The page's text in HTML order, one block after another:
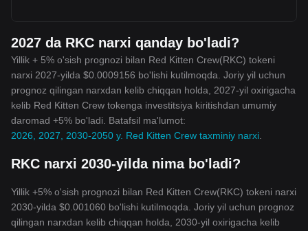
2027 da RKC narxi qanday bo'ladi?
Yillik + 5% o'sish prognozi bilan Red Kitten Crew(RKC) tokeni
narxi 2027-yilda $0.0009156 bo'lishi kutilmoqda. Joriy yil uchun
prognoz qilingan narxdan kelib chiqqan holda, 2027-yil oxirigacha
kelib Red Kitten Crew tokenga investitsiya kiritishdan umumiy
daromad +5% bo'ladi. Batafsil ma'lumot:
2026, 2027, 2030-2050 y. Red Kitten Crew taxminiy narxi
RKC narxi 2030-yilda nima bo'ladi?
Yillik +5% o'sish prognozi bilan Red Kitten Crew(RKC) tokeni narxi
2030-yilda $0.001060 bo'lishi kutilmoqda. Joriy yil uchun prognoz
qilingan narxdan kelib chiqqan holda, 2030-yil oxirigacha kelib